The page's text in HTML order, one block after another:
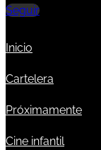
Seguir
Inicio
Cartelera
Próximamente
Cine infantil